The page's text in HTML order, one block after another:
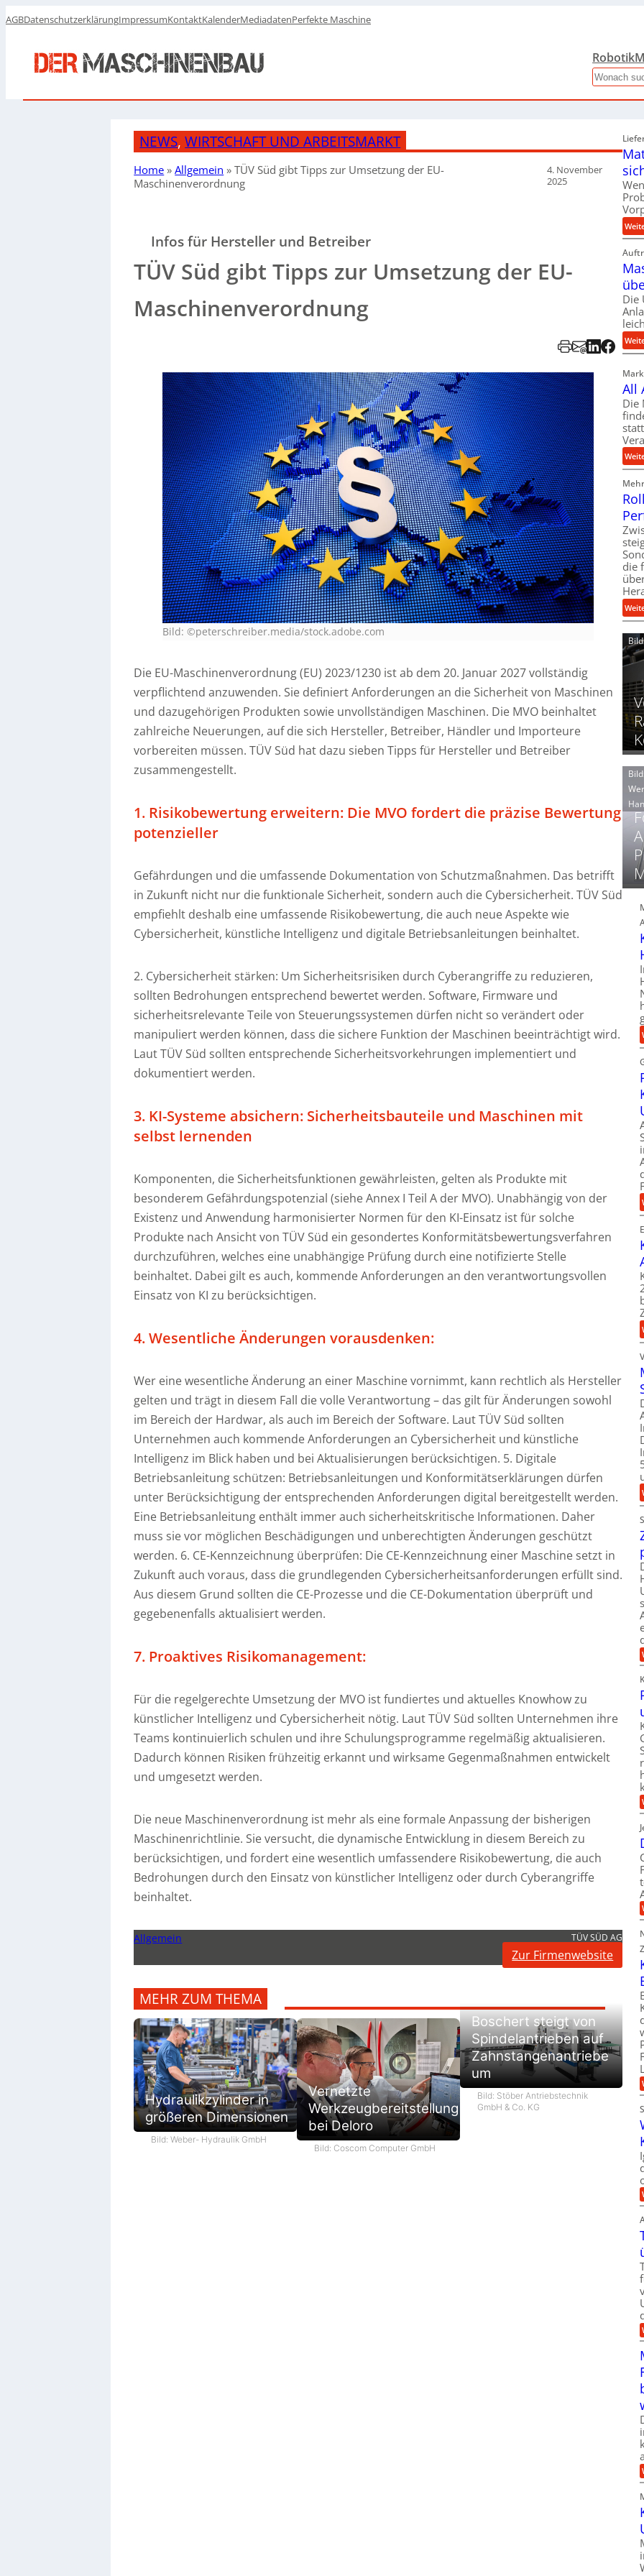
AGBDatenschutzerklärungImpressumKontaktKalenderMediadatenPerfekte Maschine
Robotik
Search
NEWS, WIRTSCHAFT UND ARBEITSMARKT
Home »Allgemein »TÜV Süd gibt Tipps zur Umsetzung der EU-
Maschinenverordnung
4. November
2025
Infos für Hersteller und Betreiber
TÜV Süd gibt Tipps zur Umsetzung der EU-
Maschinenverordnung
Bild: ©peterschreiber.media/stock.adobe.com
Die EU-Maschinenverordnung (EU) 2023/1230 ist ab dem 20. Januar 2027 vollständig
verpflichtend anzuwenden. Sie definiert Anforderungen an die Sicherheit von Maschinen
und dazugehörigen Produkten sowie unvollständigen Maschinen. Die MVO beinhaltet
zahlreiche Neuerungen, auf die sich Hersteller, Betreiber, Händler und Importeure
vorbereiten müssen. TÜV Süd hat dazu sieben Tipps für Hersteller und Betreiber
zusammengestellt.
1. Risikobewertung erweitern: Die MVO fordert die präzise Bewertung
potenzieller
Gefährdungen und die umfassende Dokumentation von Schutzmaßnahmen. Das betrifft
in Zukunft nicht nur die funktionale Sicherheit, sondern auch die Cybersicherheit. TÜV Süd
empfiehlt deshalb eine umfassende Risikobewertung, die auch neue Aspekte wie
Cybersicherheit, künstliche Intelligenz und digitale Betriebsanleitungen beinhaltet.
2. Cybersicherheit stärken: Um Sicherheitsrisiken durch Cyberangriffe zu reduzieren,
sollten Bedrohungen entsprechend bewertet werden. Software, Firmware und
sicherheitsrelevante Teile von Steuerungssystemen dürfen nicht so verändert oder
manipuliert werden können, dass die sichere Funktion der Maschinen beeinträchtigt wird.
Laut TÜV Süd sollten entsprechende Sicherheitsvorkehrungen implementiert und
dokumentiert werden.
3. KI-Systeme absichern: Sicherheitsbauteile und Maschinen mit
selbst lernenden
Komponenten, die Sicherheitsfunktionen gewährleisten, gelten als Produkte mit
besonderem Gefährdungspotenzial (siehe Annex I Teil A der MVO). Unabhängig von der
Existenz und Anwendung harmonisierter Normen für den KI-Einsatz ist für solche
Produkte nach Ansicht von TÜV Süd ein gesondertes Konformitätsbewertungsverfahren
durchzuführen, welches eine unabhängige Prüfung durch eine notifizierte Stelle
beinhaltet. Dabei gilt es auch, kommende Anforderungen an den verantwortungsvollen
Einsatz von KI zu berücksichtigen.
4. Wesentliche Änderungen vorausdenken:
Wer eine wesentliche Änderung an einer Maschine vornimmt, kann rechtlich als Hersteller
gelten und trägt in diesem Fall die volle Verantwortung – das gilt für Änderungen sowohl
im Bereich der Hardwar, als auch im Bereich der Software. Laut TÜV Süd sollten
Unternehmen auch kommende Anforderungen an Cybersicherheit und künstliche
Intelligenz im Blick haben und bei Aktualisierungen berücksichtigen. 5. Digitale
Betriebsanleitung schützen: Betriebsanleitungen und Konformitätserklärungen dürfen
unter Berücksichtigung der entsprechenden Anforderungen digital bereitgestellt werden.
Eine Betriebsanleitung enthält immer auch sicherheitskritische Informationen. Daher
muss sie vor möglichen Beschädigungen und unberechtigten Änderungen geschützt
werden. 6. CE-Kennzeichnung überprüfen: Die CE-Kennzeichnung einer Maschine setzt in
Zukunft auch voraus, dass die grundlegenden Cybersicherheitsanforderungen erfüllt sind.
Aus diesem Grund sollten die CE-Prozesse und die CE-Dokumentation überprüft und
gegebenenfalls aktualisiert werden.
7. Proaktives Risikomanagement:
Für die regelgerechte Umsetzung der MVO ist fundiertes und aktuelles Knowhow zu
künstlicher Intelligenz und Cybersicherheit nötig. Laut TÜV Süd sollten Unternehmen ihre
Teams kontinuierlich schulen und ihre Schulungsprogramme regelmäßig aktualisieren.
Dadurch können Risiken frühzeitig erkannt und wirksame Gegenmaßnahmen entwickelt
und umgesetzt werden.
Die neue Maschinenverordnung ist mehr als eine formale Anpassung der bisherigen
Maschinenrichtlinie. Sie versucht, die dynamische Entwicklung in diesem Bereich zu
berücksichtigen, und fordert eine wesentlich umfassendere Risikobewertung, die auch
Bedrohungen durch den Einsatz von künstlicher Intelligenz oder durch Cyberangriffe
beinhaltet.
Allgemein TÜV SÜD AG
Zur Firmenwebsite
MEHR ZUM THEMA
Hydraulikzylinder in
größeren Dimensionen
Bild: Weber- Hydraulik GmbH
Vernetzte
Werkzeugbereitstellung
bei Deloro
Bild: Coscom Computer GmbH
Boschert steigt von
Spindelantrieben auf
Zahnstangenantriebe
um
Bild: Stöber Antriebstechnik
GmbH & Co. KG
Die
All
Die
die